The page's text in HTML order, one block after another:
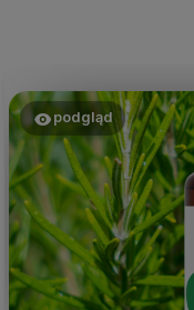
podgląd